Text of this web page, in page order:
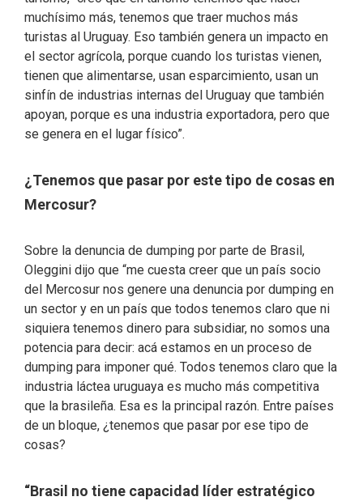
muchísimo más, tenemos que traer muchos más
turistas al Uruguay. Eso también genera un impacto en
el sector agrícola, porque cuando los turistas vienen,
tienen que alimentarse, usan esparcimiento, usan un
sinfín de industrias internas del Uruguay que también
apoyan, porque es una industria exportadora, pero que
se genera en el lugar físico”.
¿Tenemos que pasar por este tipo de cosas en
Mercosur?
Sobre la denuncia de dumping por parte de Brasil,
Oleggini dijo que “me cuesta creer que un país socio
del Mercosur nos genere una denuncia por dumping en
un sector y en un país que todos tenemos claro que ni
siquiera tenemos dinero para subsidiar, no somos una
potencia para decir: acá estamos en un proceso de
dumping para imponer qué. Todos tenemos claro que la
industria láctea uruguaya es mucho más competitiva
que la brasileña. Esa es la principal razón. Entre países
de un bloque, ¿tenemos que pasar por ese tipo de
cosas?
“Brasil no tiene capacidad líder estratégico